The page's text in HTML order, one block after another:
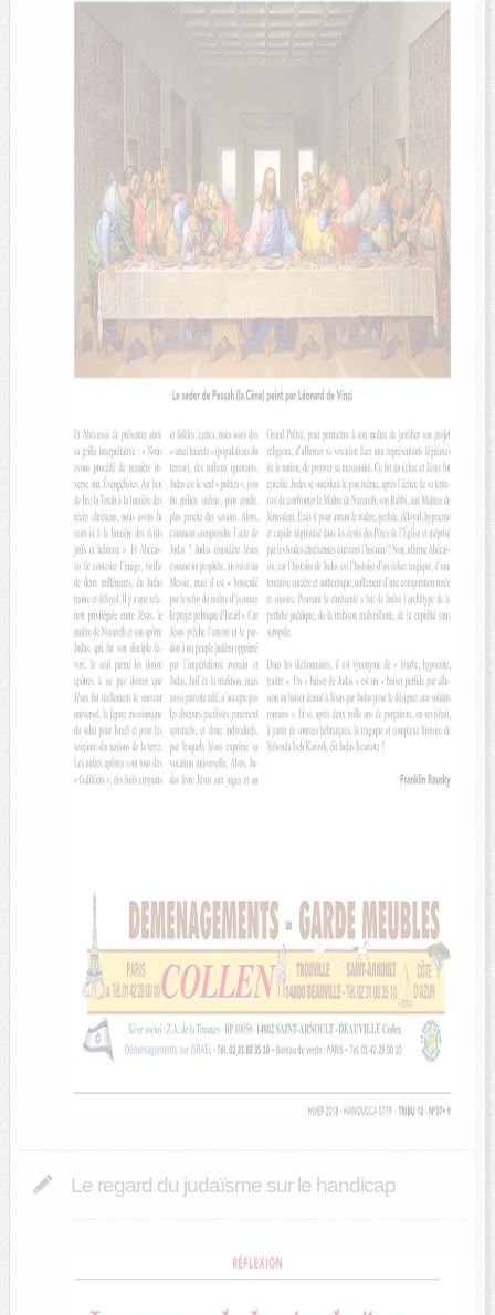
Le regard du judaïsme sur le handicap